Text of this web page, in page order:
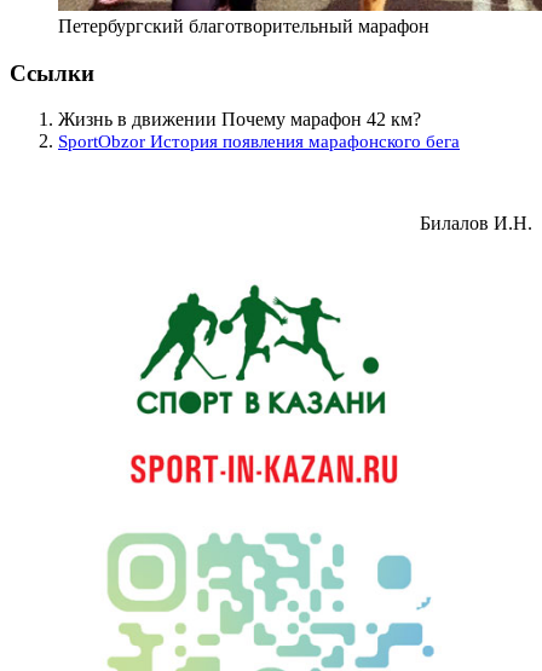
Петербургский благотворительный марафон
Ссылки
Жизнь в движении Почему марафон 42 км?
SportObzor История появления марафонского бега
Билалов И.Н.